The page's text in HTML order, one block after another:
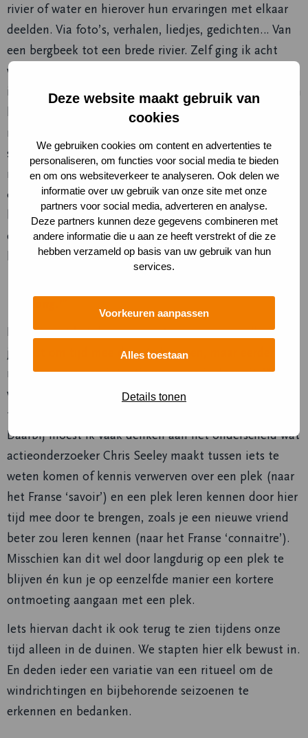
Deze website maakt gebruik van
cookies
We gebruiken cookies om content en advertenties te
personaliseren, om functies voor social media te bieden
en om ons websiteverkeer te analyseren. Ook delen we
informatie over uw gebruik van onze site met onze
partners voor social media, adverteren en analyse.
Deze partners kunnen deze gegevens combineren met
andere informatie die u aan ze heeft verstrekt of die ze
hebben verzameld op basis van uw gebruik van hun
services.
Voorkeuren aanpassen
Alles toestaan
Details tonen
rivier of water en hierover hun ervaringen met elkaar
deelden. Via foto’s, verhalen, liedjes, gedichten… Van
een bergbeek tot een brede rivier. Zelf ging ik acht
weken op bezoek bij een wilg die over het water hing
in het Vondelpark, waar ik toen nog vlakbij woonde. En
hoewel dit eerst niet als ‘natuur’ voelde in vergelijking
met de andere plekken, was ik verrast door de
schoonheid van de plek. Het was bijzonder om te
merken hoe snel ik een band voelde en met andere
ogen ging kijken naar het water, de wilg en diens vaste
bezoekers. Een deelneemster uit Nieuw-Zeeland
deelde de woorden van een van haar lokale
leermeesters met me, die voor mij een essentie raken:
Hierbij gaat het dan weer niet zozeer over welke plek
je kiest om tijd mee door te brengen, maar eerder de
manier waarop en intentie waarmee je daar zit. We
werden in dit traject uitgenodigd om een relatie aan
te gaan met de plek. En deze echt te leren kennen.
Daarbij moest ik vaak denken aan het onderscheid wat
actieonderzoeker Chris Seeley maakt tussen iets te
weten komen of kennis verwerven over een plek (naar
het Franse ‘savoir’) en een plek leren kennen door hier
tijd mee door te brengen, zoals je een nieuwe vriend
beter zou leren kennen (naar het Franse ‘connaitre’).
Misschien kan dit wel door langdurig op een plek te
blijven én kun je op eenzelfde manier een kortere
ontmoeting aangaan met een plek.
Iets hiervan dacht ik ook terug te zien tijdens onze
tijd alleen in de duinen. We stapten hier elk bewust in.
En deden ieder een variatie van een ritueel om de
windrichtingen en bijbehorende seizoenen te
erkennen en bedanken.